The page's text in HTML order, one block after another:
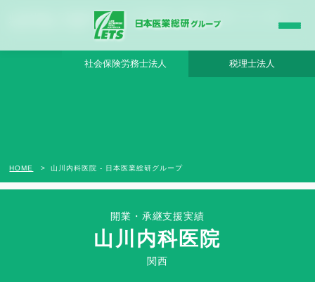
山川内科医院 - 日本医業総研グループ |日本医業総研｜医院開業・承継・クリニック経
社会保険労務士法人 税理士法人
開業・承継支援実績
山川内科医院
関西
HOME 山川内科医院 - 日本医業総研グループ
Clinic Success Case